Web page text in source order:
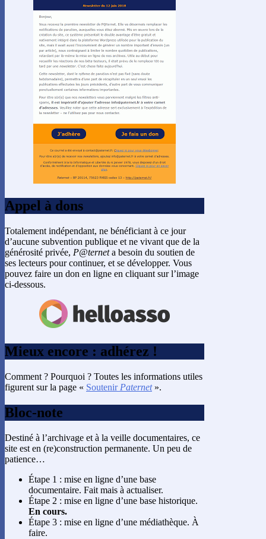
Appel à dons
Totalement indépendant, ne bénéficiant à ce jour
d’aucune subvention publique et ne vivant que de la
générosité privée, P@terneta besoin du soutien de
ses lecteurs pour continuer, et se développer. Vous
pouvez faire un don en ligne en cliquant sur l’image
ci-dessous.
Mieux encore : adhérez !
Comment ? Pourquoi ? Toutes les informations utiles
figurent sur la page « Soutenir Paternet».
Bloc-note
Destiné à l’archivage et à la veille documentaires, ce
site est en (re)construction permanente. Un peu de
patience…
Étape 1 : mise en ligne d’une base
documentaire. Fait mais à actualiser.
Étape 2 : mise en ligne d’une base historique.
En cours.
Étape 3 : mise en ligne d’une médiathèque. À
faire.